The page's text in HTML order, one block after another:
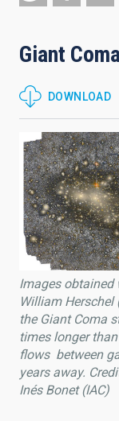
Giant
DOWNLOAD
Images obtained
William Herschel
the Giant Coma
times longer
flows between
years away.
Inés Bonet (IAC)